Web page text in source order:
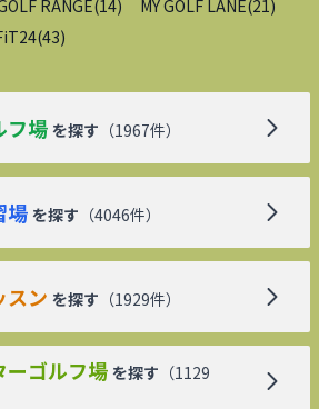
RANGE(14) MY GOLF LANE(21 )
(43)
フ場 を探す （1967件）
場 を探す （4046件）
スン を探す （1929件）
ーゴルフ場 を探す （1129